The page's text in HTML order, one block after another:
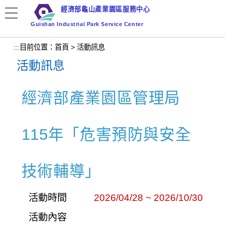
要
容
塊
經濟部龜山產業園區服務中心
Guishan Industrial Park Service Center
::: 目前位置： 首頁 > 活動訊息
活動訊息
經濟部產業園區管理局
115年「危害預防與安全
技術輔導」
活動時間
2026/04/28 ~ 2026/10/30
活動內容